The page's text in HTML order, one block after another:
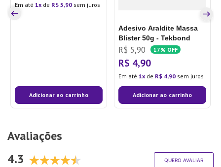
Em até 1 de R$ 5,90 sem juros
Adicionar ao carrinho
Adesivo Araldite Massa
Blister 50g - Tekbond
R$ 5,90 17% OFF
R$ 4,90
Em até 1 de R$ 4,90 sem juros
Adicionar ao carrinho
Avaliações
4.3
QUERO AVALIAR